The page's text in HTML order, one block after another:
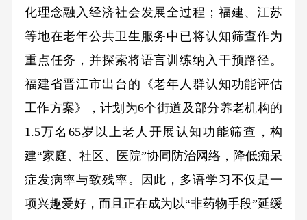
化理念融入经济社会发展全过程；福建、江苏
等地在老年公共卫生服务中已将认知筛查作为
重点任务，并探索将语言训练纳入干预路径。
福建省晋江市出台的《老年人群认知功能评估
工作方案》，计划为6个街道及部分养老机构的
1.5万名65岁以上老人开展认知功能筛查，构
建“家庭、社区、医院”协同防治网络，降低痴呆
症发病率与致残率。因此，多语学习不仅是一
项兴趣爱好，而且正在成为以“非药物手段”延缓